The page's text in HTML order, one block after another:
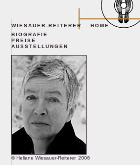
WIESAUER-REITERER – HOME
BIOGRAFIE
PREISE
AUSSTELLUNGEN
© Heliane Wiesauer-Reiterer, 2006